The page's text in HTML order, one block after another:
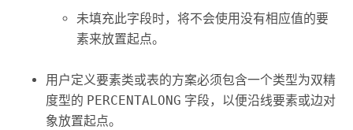
未填充此字段时，将不会使用没有相应值的要
素来放置起点。
用户定义要素类或表的方案必须包含一个类型为双精
度型的 PERCENTALONG 字段，以便沿线要素或边对
象放置起点。